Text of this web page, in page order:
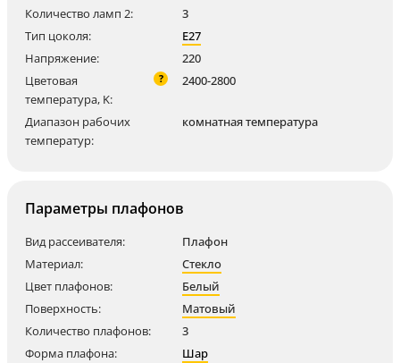
Количество ламп 2:
3
Тип цоколя:
E27
Напряжение:
220
Цветовая
температура, K:
? 2400-2800
Диапазон рабочих
температур:
комнатная температура
Параметры плафонов
Вид рассеивателя:
Плафон
Материал:
Стекло
Цвет плафонов:
Белый
Поверхность:
Матовый
Количество плафонов:
3
Форма плафона:
Шар